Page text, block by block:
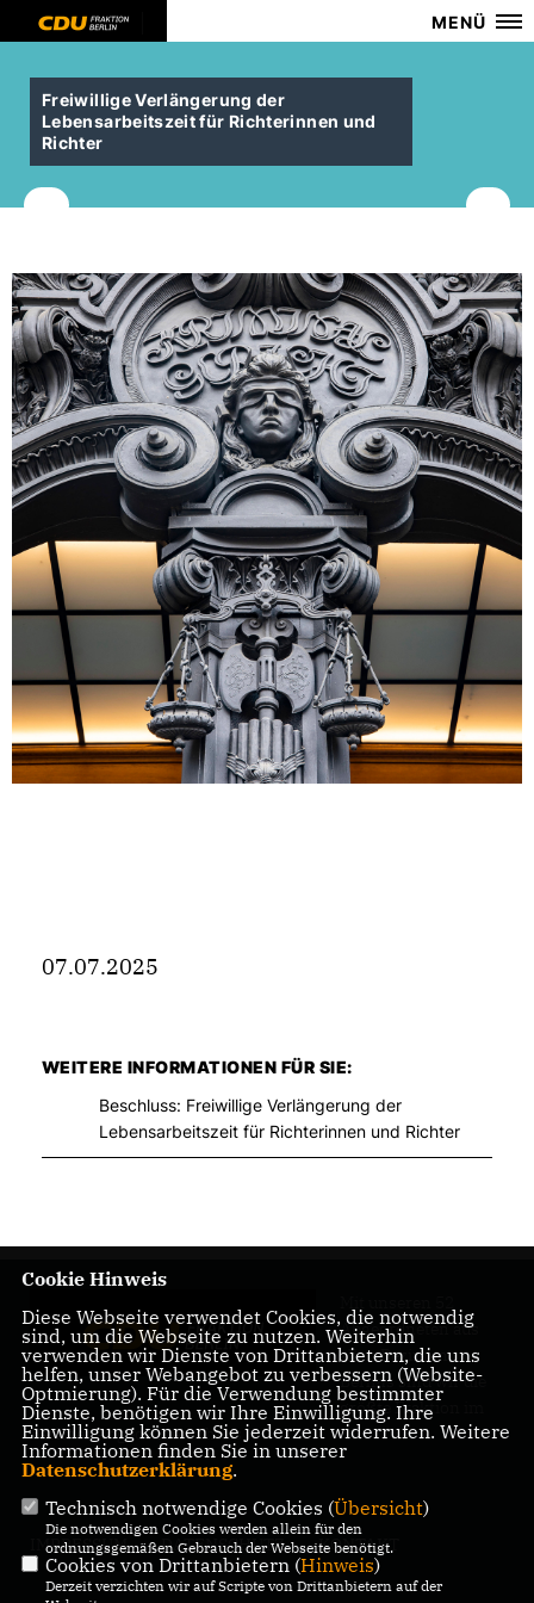
MENÜ
Freiwillige Verlängerung der
Lebensarbeitszeit für Richterinnen und
Richter
07.07.2025
WEITERE INFORMATIONEN FÜR SIE:
Beschluss: Freiwillige Verlängerung der
Lebensarbeitszeit für Richterinnen und Richter
Abgeordneten aus
allen Bezirken
Berlins sind wir die
größte Fraktion im
Berliner Abgeordnetenhaus.
IMPRESSUM DATENSCHUTZ KONTAKT
Cookie Hinweis
Diese Webseite verwendet Cookies, die notwendig
sind, um die Webseite zu nutzen. Weiterhin
verwenden wir Dienste von Drittanbietern, die uns
helfen, unser Webangebot zu verbessern (Website-
Optmierung). Für die Verwendung bestimmter
Dienste, benötigen wir Ihre Einwilligung. Ihre
Einwilligung können Sie jederzeit widerrufen. Weitere
Informationen finden Sie in unserer
Datenschutzerklärung.
Technisch notwendige Cookies (Übersicht)
Die notwendigen Cookies werden allein für den
ordnungsgemäßen Gebrauch der Webseite benötigt.
Cookies von Drittanbietern (Hinweis)
Derzeit verzichten wir auf Scripte von Drittanbietern auf der